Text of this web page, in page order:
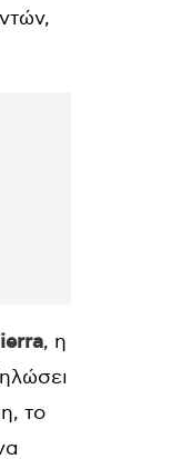
, η
το